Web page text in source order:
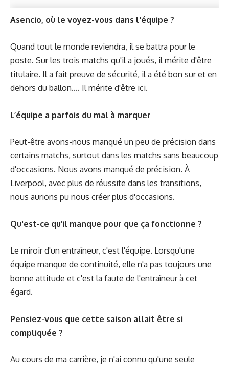
Asencio, où le voyez-vous dans l'équipe ?
Quand tout le monde reviendra, il se battra pour le
poste. Sur les trois matchs qu'il a joués, il mérite d'être
titulaire. Il a fait preuve de sécurité, il a été bon sur et en
dehors du ballon.... Il mérite d'être ici.
L’équipe a parfois du mal à marquer
Peut-être avons-nous manqué un peu de précision dans
certains matchs, surtout dans les matchs sans beaucoup
d'occasions. Nous avons manqué de précision. À
Liverpool, avec plus de réussite dans les transitions,
nous aurions pu nous créer plus d'occasions.
Qu'est-ce qu’il manque pour que ça fonctionne ?
Le miroir d'un entraîneur, c'est l'équipe. Lorsqu'une
équipe manque de continuité, elle n'a pas toujours une
bonne attitude et c'est la faute de l'entraîneur à cet
égard.
Pensiez-vous que cette saison allait être si
compliquée ?
Au cours de ma carrière, je n'ai connu qu'une seule